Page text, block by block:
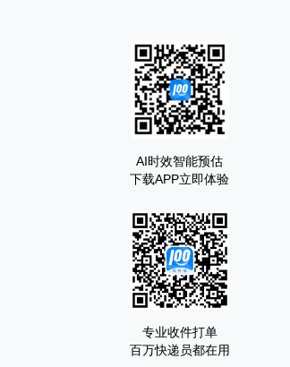
AI时效智能预估
下载APP立即体验
专业收件打单
百万快递员都在用